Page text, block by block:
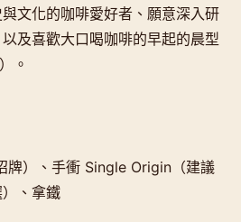
文化的咖啡愛好者、願意深入研
及喜歡大口喝咖啡的早起的晨型
。
牌）、手衝 Single Origin（建議
、拿鐵